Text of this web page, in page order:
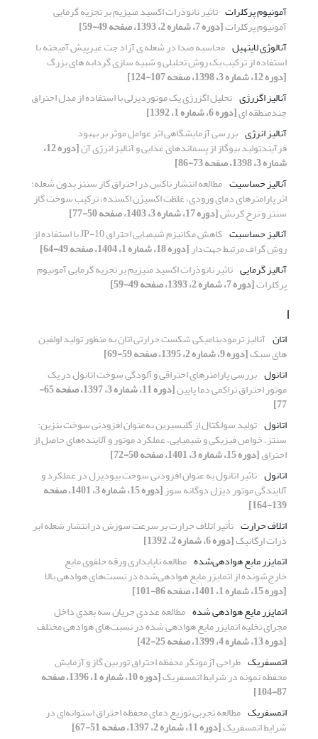
آمونیوم پرکلرات تاثیر نانوذرات اکسید منیزیم بر تجزیه گرمایی
آمونیوم پرکلرات[دوره 7، شماره 2، 1393، صفحه 49-59]
آنالوژی لایتهیل محاسبه صدا در شعله ی آزاد جت غیرپیش آمیخته با
استفاده از ترکیب یک روش تحلیلی و شبیه سازی گردابه های بزرگ
[دوره 12، شماره 3، 1398، صفحه 107-124]
آنالیز اگزرژی تحلیل اگزرژی یک موتوردیزلی با استفاده از مدل احتراق
چندمنطقه ای[دوره 6، شماره 1، 1392]
آنالیز انرژی بررسی آزمایشگاهی اثر عوامل موثر بر بهبود
فرآیندتولید بیوگاز از پسماندهای غذایی و آنالیز انرژی آن [دوره 12،
شماره 3، 1398، صفحه 73-86]
آنالیز حساسیت مطالعه انتشار ناکس در احتراق گاز سنتز بدون شعله:
اثر پارامترهای دمای ورودی، غلظت اکسیژن اکسنده، ترکیب سوخت گاز
سنتز و نرخ کرنش[دوره 17، شماره 3، 1403، صفحه 50-77]
آنالیز حساسیت
کاهش مکانیزم شیمیایی احتراق JP-10 با استفاده از
روش گراف مرتبط جهت‌دار[دوره 18، شماره 1، 1404، صفحه 49-64]
آنالیز گرمایی تاثیر نانوذرات اکسید منیزیم بر تجزیه گرمایی آمونیوم
پرکلرات[دوره 7، شماره 2، 1393، صفحه 49-59]
ا
اتان آنالیز ترمودینامیکی شکست حرارتی اتان به منظور تولید اولفین
های سبک[دوره 9، شماره 2، 1395، صفحه 59-69]
اتانول بررسی پارامترهای احتراقی و آلودگی سوخت اتانول در یک
موتور احتراق تراکمی دما پایین [دوره 11، شماره 3، 1397، صفحه 65-
77]
اتانول تولید سولکتال از گلیسیرین به‌عنوان افزودنی سوخت بنزین:
سنتز، خواص فیزیکی و شیمیایی، عملکرد موتور و آلاینده‌های حاصل از
احتراق[دوره 15، شماره 3، 1401، صفحه 50-72]
اتانول تاثیر اتانول به عنوان افزودنی سوخت بیودیزل در عملکرد و
آلایندگی موتور دیزل دوگانه سوز [دوره 15، شماره 3، 1401، صفحه
139-164]
اتلاف حرارت تأثیر اتلاف حرارت بر سرعت سوزش در انتشار شعله ابر
ذرات ارگانیک[دوره 6، شماره 2، 1392]
اتمایزر مایع هوادهی‌شده مطالعه ناپایداری ورقه حلقوی مایع
خارج‌شونده از اتمایزر مایع هوادهی‌شده در نسبت‌های هوادهی بالا
[دوره 15، شماره 1، 1401، صفحه 86-101]
اتمایزر مایع هوادهی شده مطالعه عددی جریان سه بعدی داخل
مجرای تخلیه اتمایزر مایع هوادهی شده در نسبت‌های هوادهی مختلف
[دوره 13، شماره 4، 1399، صفحه 25-42]
اتمسفریک طراحی آزمونگر محفظه احتراق توربین گاز و آزمایش
محفظه نمونه در شرایط اتمسفریک [دوره 10، شماره 1، 1396، صفحه
87-104]
اتمسفریک مطالعه تجربی توزیع دمای محفظه احتراق استوانه‌ای در
شرایط اتمسفریک[دوره 11، شماره 2، 1397، صفحه 51-67]